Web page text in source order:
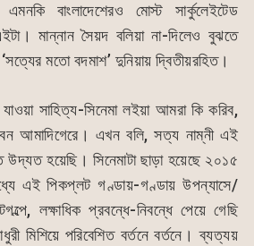
বাংলাদেশেরও মোস্ট সার্কুলেইটেড
মান্নান সৈয়দ বলিয়া না-দিলেও বুঝতে
মতো বদমাশ’ দুনিয়ায় দ্বিতীয়রহিত।
যাওয়া সাহিত্য-সিনেমা লইয়া আমরা কি করিব,
আমাদিগেরে। এখন বলি, সত্য নাম্নী এই
উদ্যত হয়েছি। সিনেমাটা ছাড়া হয়েছে ২০১৫
এই পিকপ্লট গণ্ডায়-গণ্ডায় উপন্যাসে/
লক্ষাধিক প্রবন্ধে-নিবন্ধে পেয়ে গেছি
মিশিয়ে পরিবেশিত বর্তনে বর্তনে। ব্যত্যয়